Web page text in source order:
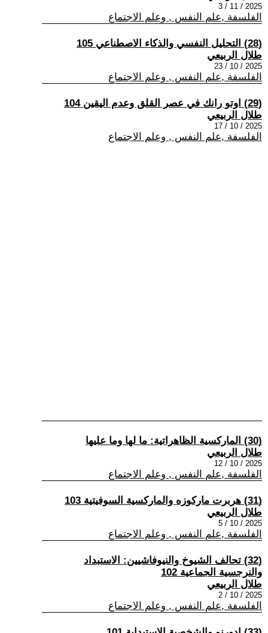
2025 / 11 / 3
الفلسفة ,علم النفس , وعلم الاجتماع
(28) التحليل النفسي والذكاء الاصطناعي 105
طلال الربيعي
2025 / 10 / 23
الفلسفة ,علم النفس , وعلم الاجتماع
(29) اوتو رانك في عصر القلق وعدم اليقين 104
طلال الربيعي
2025 / 10 / 17
الفلسفة ,علم النفس , وعلم الاجتماع
(30) الماركسية الظاهراتية: ما لها وما عليها
طلال الربيعي
2025 / 10 / 12
الفلسفة ,علم النفس , وعلم الاجتماع
(31) هربرت ماركوزه والماركسية السوفيتية 103
طلال الربيعي
2025 / 10 / 5
الفلسفة ,علم النفس , وعلم الاجتماع
(32) تحالف الشيوخ والنيوفاشيين: الاستبداد
والنرجسية الجماعية 102
طلال الربيعي
2025 / 10 / 2
الفلسفة ,علم النفس , وعلم الاجتماع